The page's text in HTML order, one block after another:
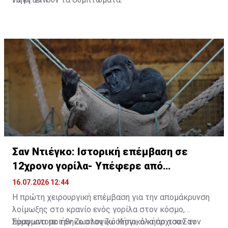
Σαν Ντιέγκο: Ιστορική επέμβαση σε
12χρονο γορίλα- Υπέφερε από
πονοκεφάλους
16.07.2026 12:44
Η πρώτη χειρουργική επέμβαση για την απομάκρυνση
λοίμωξης στο κρανίο ενός γορίλα στον κόσμο,
πραγματοποιήθηκε στον ζωολογικό κήπο του Σαν
Σύμφωνα με τον Ζωολογικό Κήπο, όλα άρχισαν τον